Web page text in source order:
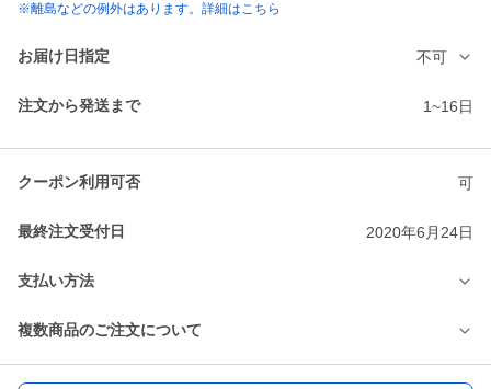
※離島などの例外はあります。詳細はこちら
お届け日指定 不可
注文から発送まで 1~16日
クーポン利用可否 可
最終注文受付日 2020年6月24日
支払い方法
複数商品のご注文について